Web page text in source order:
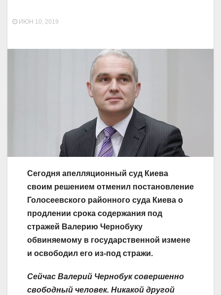
ИЮН 10, 2019
Сегодня апелляционный суд Киева
своим решением отменил постановление
Голосеевского районного суда Киева о
продлении срока содержания под
стражей Валерию Чернобуку
обвиняемому в государственной измене
и освободил его из-под стражи.
Сейчас Валерий Чернобук совершенно
свободный человек. Никакой другой